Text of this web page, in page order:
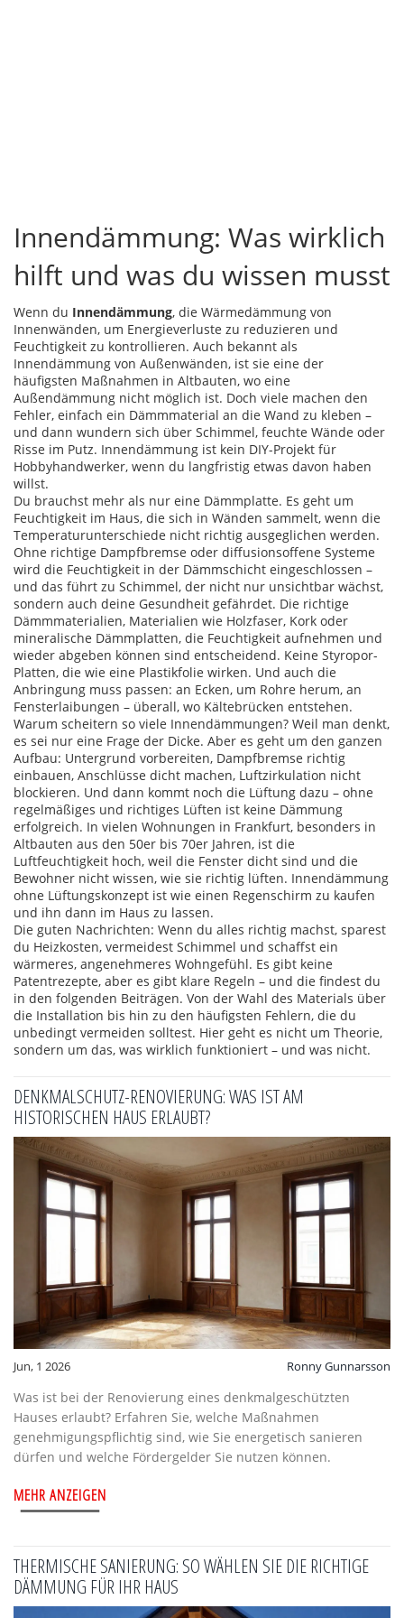
Innendämmung: Was wirklich
hilft und was du wissen musst
Wenn du Innendämmung, die Wärmedämmung von
Innenwänden, um Energieverluste zu reduzieren und
Feuchtigkeit zu kontrollieren. Auch bekannt als
Innendämmung von Außenwänden, ist sie eine der
häufigsten Maßnahmen in Altbauten, wo eine
Außendämmung nicht möglich ist. Doch viele machen den
Fehler, einfach ein Dämmmaterial an die Wand zu kleben –
und dann wundern sich über Schimmel, feuchte Wände oder
Risse im Putz. Innendämmung ist kein DIY-Projekt für
Hobbyhandwerker, wenn du langfristig etwas davon haben
willst.
Du brauchst mehr als nur eine Dämmplatte. Es geht um
Feuchtigkeit im Haus, die sich in Wänden sammelt, wenn die
Temperaturunterschiede nicht richtig ausgeglichen werden.
Ohne richtige Dampfbremse oder diffusionsoffene Systeme
wird die Feuchtigkeit in der Dämmschicht eingeschlossen –
und das führt zu Schimmel, der nicht nur unsichtbar wächst,
sondern auch deine Gesundheit gefährdet. Die richtige
Dämmmaterialien, Materialien wie Holzfaser, Kork oder
mineralische Dämmplatten, die Feuchtigkeit aufnehmen und
wieder abgeben können sind entscheidend. Keine Styropor-
Platten, die wie eine Plastikfolie wirken. Und auch die
Anbringung muss passen: an Ecken, um Rohre herum, an
Fensterlaibungen – überall, wo Kältebrücken entstehen.
Warum scheitern so viele Innendämmungen? Weil man denkt,
es sei nur eine Frage der Dicke. Aber es geht um den ganzen
Aufbau: Untergrund vorbereiten, Dampfbremse richtig
einbauen, Anschlüsse dicht machen, Luftzirkulation nicht
blockieren. Und dann kommt noch die Lüftung dazu – ohne
regelmäßiges und richtiges Lüften ist keine Dämmung
erfolgreich. In vielen Wohnungen in Frankfurt, besonders in
Altbauten aus den 50er bis 70er Jahren, ist die
Luftfeuchtigkeit hoch, weil die Fenster dicht sind und die
Bewohner nicht wissen, wie sie richtig lüften. Innendämmung
ohne Lüftungskonzept ist wie einen Regenschirm zu kaufen
und ihn dann im Haus zu lassen.
Die guten Nachrichten: Wenn du alles richtig machst, sparest
du Heizkosten, vermeidest Schimmel und schaffst ein
wärmeres, angenehmeres Wohngefühl. Es gibt keine
Patentrezepte, aber es gibt klare Regeln – und die findest du
in den folgenden Beiträgen. Von der Wahl des Materials über
die Installation bis hin zu den häufigsten Fehlern, die du
unbedingt vermeiden solltest. Hier geht es nicht um Theorie,
sondern um das, was wirklich funktioniert – und was nicht.
DENKMALSCHUTZ-RENOVIERUNG: WAS IST AM
HISTORISCHEN HAUS ERLAUBT?
Jun, 1 2026 Ronny Gunnarsson
Was ist bei der Renovierung eines denkmalgeschützten
Hauses erlaubt? Erfahren Sie, welche Maßnahmen
genehmigungspflichtig sind, wie Sie energetisch sanieren
dürfen und welche Fördergelder Sie nutzen können.
MEHR ANZEIGEN
THERMISCHE SANIERUNG: SO WÄHLEN SIE DIE RICHTIGE
DÄMMUNG FÜR IHR HAUS